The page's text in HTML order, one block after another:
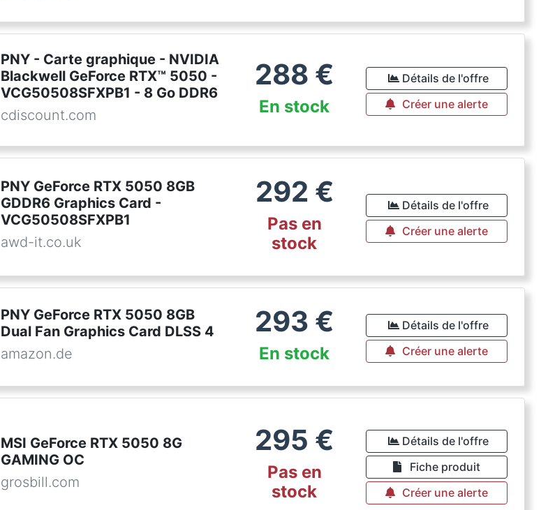
PNY - Carte graphique - NVIDIA
Blackwell GeForce RTX™ 5050 -
VCG50508SFXPB1 - 8 Go DDR6
cdiscount.com
288 €
En stock
Détails de l'offre
Créer une alerte
PNY GeForce RTX 5050 8GB
GDDR6 Graphics Card -
VCG50508SFXPB1
awd-it.co.uk
292 €
Pas en
stock
Détails de l'offre
Créer une alerte
PNY GeForce RTX 5050 8GB
Dual Fan Graphics Card DLSS 4
amazon.de
293 €
En stock
Détails de l'offre
Créer une alerte
MSI GeForce RTX 5050 8G
GAMING OC
grosbill.com
295 €
Pas en
stock
Détails de l'offre
Fiche produit
Créer une alerte